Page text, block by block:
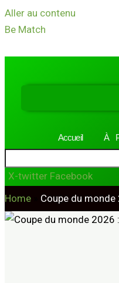
Aller au contenu
Be Match
Accueil À
X-twitter Facebook
Home
Coupe du